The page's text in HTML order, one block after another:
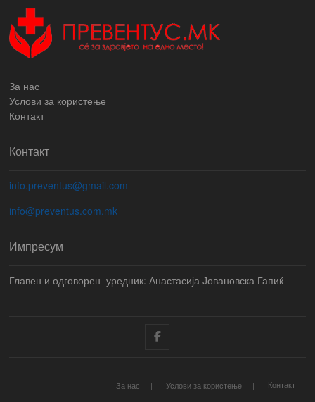
За нас
Услови за користење
Контакт
Контакт
info.preventus@gmail.com
info@preventus.com.mk
Импресум
Главен и одговорен уредник: Анастасија Јовановска Гапиќ
Facebook
За нас Услови за користење Контакт